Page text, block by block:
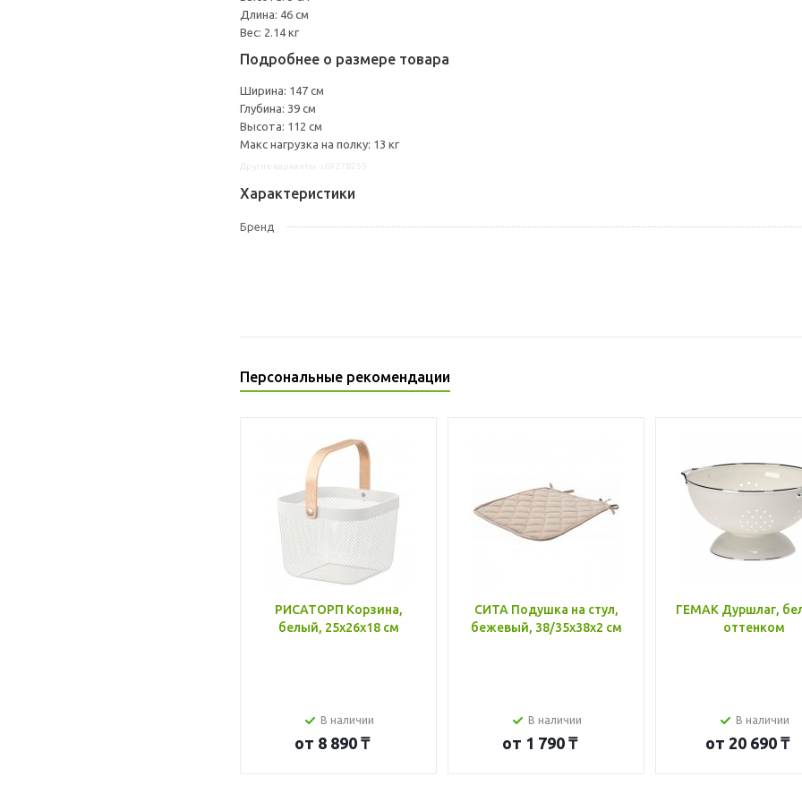
Длина: 46 см
Вес: 2.14 кг
Подробнее о размере товара
Ширина: 147 см
Глубина: 39 см
Высота: 112 см
Макс нагрузка на полку: 13 кг
Характеристики
Бренд
Персональные рекомендации
РИСАТОРП Корзина,
белый, 25x26x18 см
В наличии
от 8 890 ₸
СИТА Подушка на стул,
бежевый, 38/35x38x2 см
В наличии
от 1 790 ₸
ГЕМАК Дуршлаг,
оттенком
В наличии
от 20 690 ₸